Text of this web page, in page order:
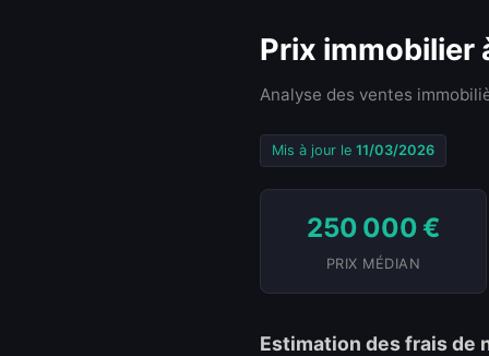
Prix immobilier
Analyse des ventes
Mis à jour le 11/03/2026
250 000 €
PRIX MÉDIAN
Estimation des frais de